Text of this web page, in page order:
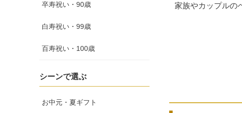
卒寿祝い・90歳
白寿祝い・99歳
百寿祝い・100歳
シーンで選ぶ
お中元・夏ギフト
家族やカップルの